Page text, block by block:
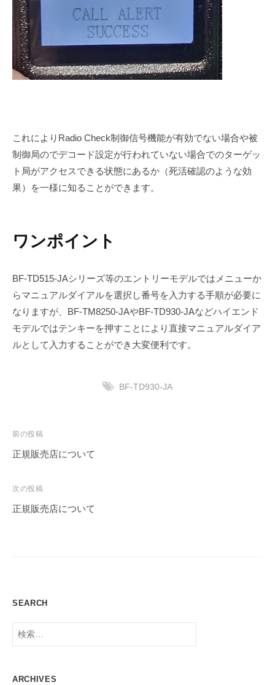
これによりRadio Check制御信号機能が有効でない場合や被
制御局のでデコード設定が行われていない場合でのターゲッ
ト局がアクセスできる状態にあるか（死活確認のような効
果）を一様に知ることができます。
ワンポイント
BF-TD515-JAシリーズ等のエントリーモデルではメニューか
らマニュアルダイアルを選択し番号を入力する手順が必要に
なりますが、BF-TM8250-JAやBF-TD930-JAなどハイエンド
モデルではテンキーを押すことにより直接マニュアルダイア
ルとして入力することができ大変便利です。
BF-TD930-JA
投
稿
ビ
ゲ
前の投稿
正規販売店について
次の投稿
正規販売店について
SEARCH
検
索:
ARCHIVES